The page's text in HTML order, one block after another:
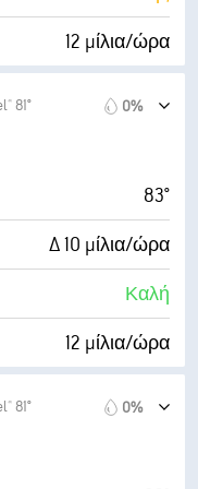
1%
12 μίλια/ώρα
0 (Σκοτάδι)
2%
10 μίλ.
30000 πδ
81° 0%
83°
Δ 10 μίλια/ώρα
Καλή
12 μίλια/ώρα
81° 0%